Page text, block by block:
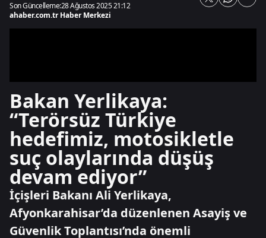
Son Güncelleme:28 Ağustos 2025 21:12
ahaber.com.tr Haber Merkezi
Bakan Yerlikaya:
“Terörsüz Türkiye
hedefimiz, motosikletle
suç olaylarında düşüş
devam ediyor”
İçişleri Bakanı Ali Yerlikaya,
Afyonkarahisar’da düzenlenen Asayiş ve
Güvenlik Toplantısı’nda önemli